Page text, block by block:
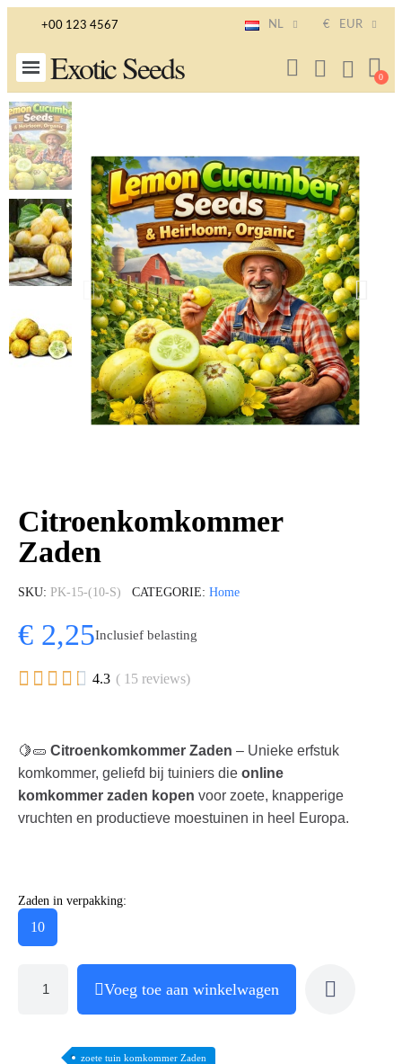
+00 123 4567 NL € EUR
Exotic Seeds
Citroenkomkommer
Zaden
SKU PK-15-(10-S) CATEGORIE Home
€ 2,25Inclusief belasting
     4.3 ( 15 reviews)
🍋🥒 Citroenkomkommer Zaden – Unieke erfstuk
komkommer, geliefd bij tuiniers die online
komkommer zaden kopen voor zoete, knapperige
vruchten en productieve moestuinen in heel Europa.
Zaden in verpakking:
10
Voeg toe aan winkelwagen
zoete tuin komkommer Zaden